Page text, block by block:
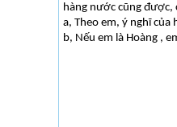
hàng nước cũng được,
a, Theo em, ý nghĩ của
b, Nếu em là Hoàng ,